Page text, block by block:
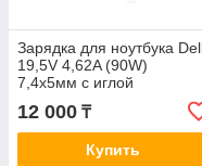
Зарядка для ноутбука
19,5V 4,62A (90W)
7,4x5мм с иглой
(ORIGINAL)
12 000 ₸
Купить